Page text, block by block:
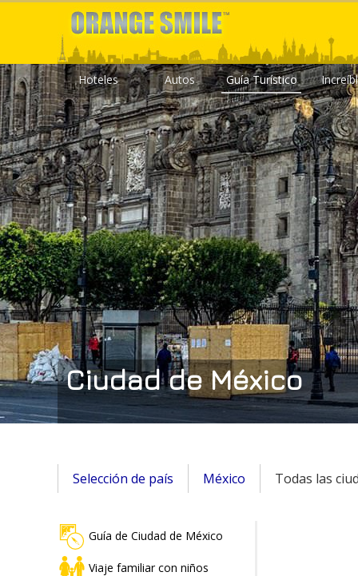
Hoteles Autos Guía Turístico
Ciudad de México
Selección de país México Todas las
Guía de Ciudad de México
Viaje familiar con niños